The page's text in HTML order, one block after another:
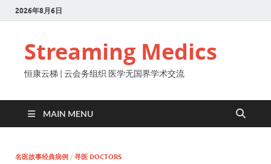
2026年8月6日
Streaming Medics
恒康云梯 | 云会务组织 医学无国界学术交流
MAIN MENU
名医故事经典病例 / 寻医 DOCTORS